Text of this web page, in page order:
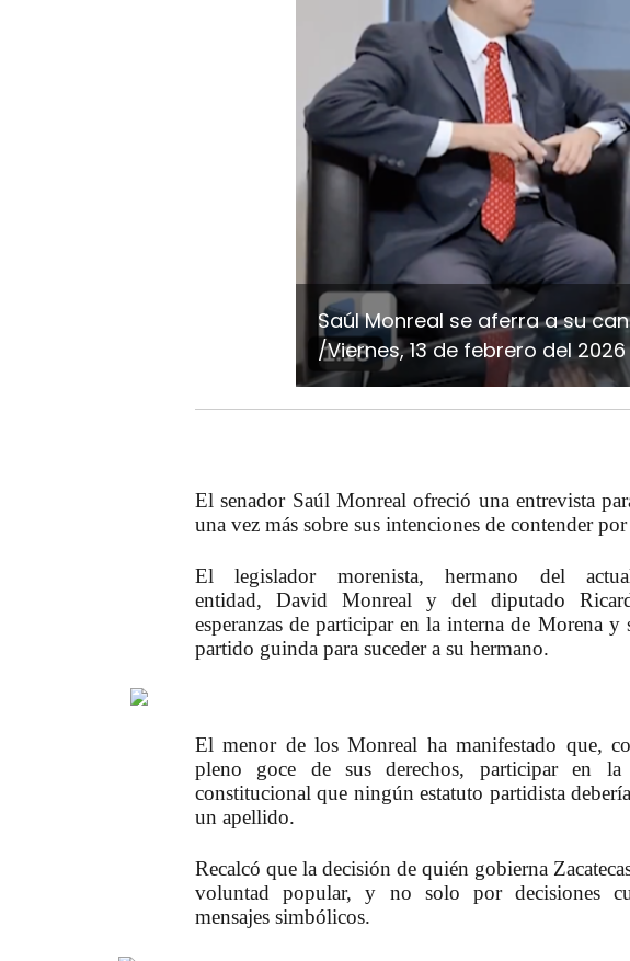
Saúl Monreal se aferra a su
/Viernes, 13 de febrero del 2026
El senador Saúl Monreal ofreció una entrevista
una vez más sobre sus intenciones de contender
El legislador morenista, hermano del
entidad, David Monreal y del diputado
esperanzas de participar en la interna de Morena y
partido guinda para suceder a su hermano.
El menor de losMonreal ha manifestado que,
pleno goce de sus derechos, participar en la
constitucional que ningún estatuto partidista
un apellido.
Recalcó que la decisión de quién gobierna
voluntad popular, y no solo por decisiones
mensajes simbólicos.